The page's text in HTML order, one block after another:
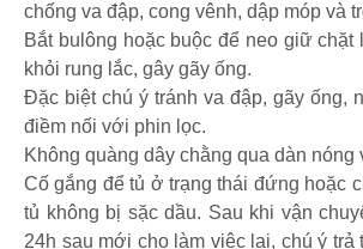
chống va đập, cong vênh, dập móp và
Bắt bulông hoặc buộc để neo giữ chặt
khỏi rung lắc, gây gãy ống.
Đặc biệt chú ý tránh va đập, gãy ống,
điềm nối với phin lọc.
Không quàng dây chằng qua dàn nóng
Cố gắng để tủ ở trạng thái đứng hoặc
tủ không bị sặc dầu. Sau khi vận
24h sau mới cho làm việc lại, chú ý trả